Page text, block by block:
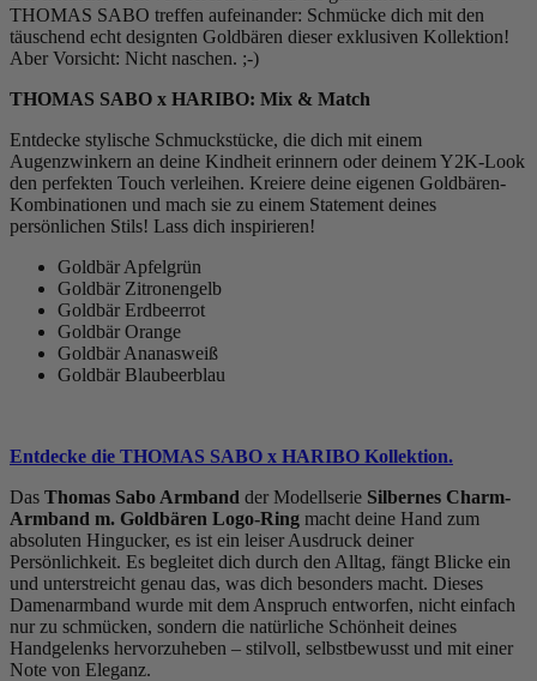
THOMAS SABO treffen aufeinander: Schmücke dich mit den
täuschend echt designten Goldbären dieser exklusiven Kollektion!
Aber Vorsicht: Nicht naschen. ;-)
THOMAS SABO x HARIBO: Mix & Match
Entdecke stylische Schmuckstücke, die dich mit einem
Augenzwinkern an deine Kindheit erinnern oder deinem Y2K-Look
den perfekten Touch verleihen. Kreiere deine eigenen Goldbären-
Kombinationen und mach sie zu einem Statement deines
persönlichen Stils! Lass dich inspirieren!
Goldbär Apfelgrün
Goldbär Zitronengelb
Goldbär Erdbeerrot
Goldbär Orange
Goldbär Ananasweiß
Goldbär Blaubeerblau
Entdecke die THOMAS SABO x HARIBO Kollektion.
Das Thomas Sabo Armband der Modellserie Silbernes Charm-
Armband m. Goldbären Logo-Ring macht deine Hand zum
absoluten Hingucker, es ist ein leiser Ausdruck deiner
Persönlichkeit. Es begleitet dich durch den Alltag, fängt Blicke ein
und unterstreicht genau das, was dich besonders macht. Dieses
Damenarmband wurde mit dem Anspruch entworfen, nicht einfach
nur zu schmücken, sondern die natürliche Schönheit deines
Handgelenks hervorzuheben – stilvoll, selbstbewusst und mit einer
Note von Eleganz.